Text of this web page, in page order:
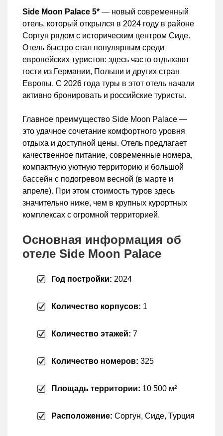
Side Moon Palace 5* — новый современный
отель, который открылся в 2024 году в районе
Соргун рядом с историческим центром Сиде.
Отель быстро стал популярным среди
европейских туристов: здесь часто отдыхают
гости из Германии, Польши и других стран
Европы. С 2026 года туры в этот отель начали
активно бронировать и российские туристы.
Главное преимущество Side Moon Palace —
это удачное сочетание комфортного уровня
отдыха и доступной цены. Отель предлагает
качественное питание, современные номера,
компактную уютную территорию и большой
бассейн с подогревом весной (в марте и
апреле). При этом стоимость туров здесь
значительно ниже, чем в крупных курортных
комплексах с огромной территорией.
Основная информация об
отеле Side Moon Palace
Год постройки: 2024
Количество корпусов: 1
Количество этажей: 7
Количество номеров: 325
Площадь территории: 10 500 м²
Расположение: Соргун, Сиде, Турция